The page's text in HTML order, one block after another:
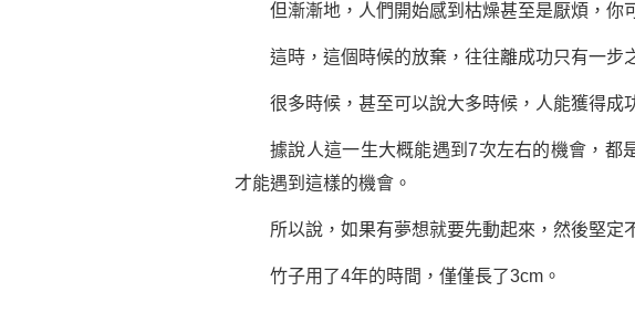
但漸漸地，人們開始感到枯燥甚至是厭煩，你
這時，這個時候的放棄，往往離成功只有一步
很多時候，甚至可以說大多時候，人能獲得成
據說人這一生大概能遇到7次左右的機會，都
才能遇到這樣的機會。
所以說，如果有夢想就要先動起來，然後堅定
竹子用了4年的時間，僅僅長了3cm。